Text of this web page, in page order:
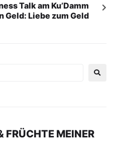
Talk am Ku’Damm
Geld: Liebe zum Geld
FRÜCHTE MEINER